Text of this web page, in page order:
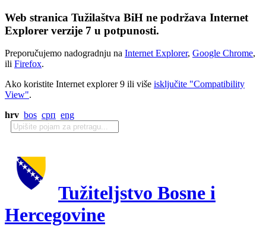
Web stranica Tužilaštva BiH ne podržava Internet
Explorer verzije 7 u potpunosti.
Preporučujemo nadogradnju na Internet Explorer, Google Chrome,
ili Firefox.
Ako koristite Internet explorer 9 ili više isključite "Compatibility
View".
hrv bos срп eng
Tužiteljstvo Bosne i
Hercegovine